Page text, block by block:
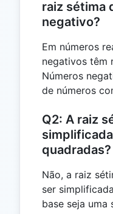
raiz sétima
negativo?
Em números
negativos têm
Números
de números
Q2: A raiz
quadradas?
Não, a raiz
ser
base seja